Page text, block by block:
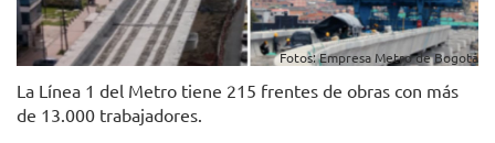
Fotos: Empresa Metro de Bogotá
La Línea 1 del Metro tiene 215 frentes de obras con más
de 13.000 trabajadores.